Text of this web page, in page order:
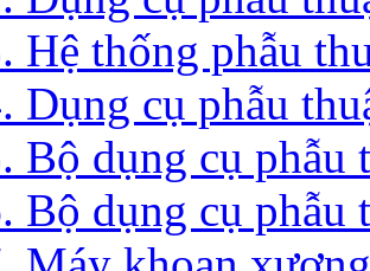
Hệ thống phẫu
Dụng cụ phẫu
Bộ dụng cụ phẫu
Bộ dụng cụ phẫu